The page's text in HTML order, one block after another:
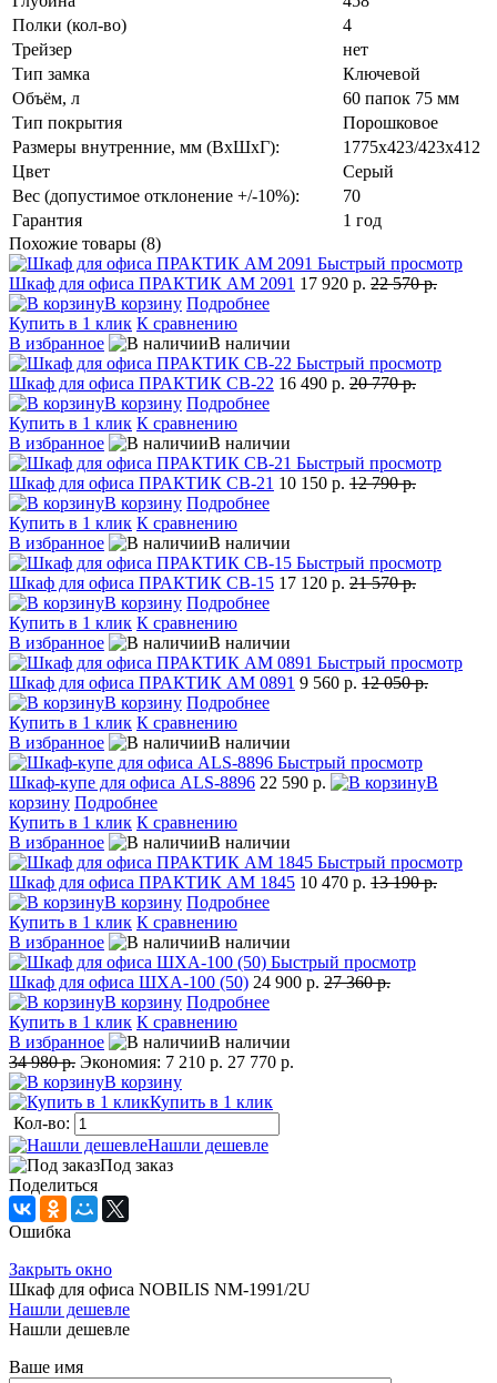
Полки (кол-во)
4
Трейзер
нет
Тип замка
Ключевой
Объём, л
60 папок 75 мм
Тип покрытия
Порошковое
Размеры внутренние, мм (ВхШхГ):
1775x423/423x412
Цвет
Серый
Вес (допустимое отклонение +/-10%):
70
Гарантия
1 год
Похожие товары (8)
Быстрый просмотр
Шкаф для офиса ПРАКТИК AM 2091 17 920 р. 22 570 р.
В корзину Подробнее
Купить в 1 клик К сравнению
В избранное
В наличии
Быстрый просмотр
Шкаф для офиса ПРАКТИК СВ-22 16 490 р. 20 770 р.
В корзину Подробнее
Купить в 1 клик К сравнению
В избранное
В наличии
Быстрый просмотр
Шкаф для офиса ПРАКТИК СВ-21 10 150 р. 12 790 р.
В корзину Подробнее
Купить в 1 клик К сравнению
В избранное
В наличии
Быстрый просмотр
Шкаф для офиса ПРАКТИК СВ-15 17 120 р. 21 570 р.
В корзину Подробнее
Купить в 1 клик К сравнению
В избранное
В наличии
Быстрый просмотр
Шкаф для офиса ПРАКТИК AM 0891 9 560 р. 12 050 р.
В корзину Подробнее
Купить в 1 клик К сравнению
В избранное
В наличии
Быстрый просмотр
Шкаф-купе для офиса ALS-8896 22 590 р.
В
корзину Подробнее
Купить в 1 клик К сравнению
В избранное
В наличии
Быстрый просмотр
Шкаф для офиса ПРАКТИК AM 1845 10 470 р. 13 190 р.
В корзину Подробнее
Купить в 1 клик К сравнению
В избранное
В наличии
Быстрый просмотр
Шкаф для офиса ШХА-100 (50) 24 900 р. 27 360 р.
В корзину Подробнее
Купить в 1 клик К сравнению
В избранное
В наличии
34 980 р. Экономия: 7 210 р. 27 770 р.
В корзину
Купить в 1 клик
Кол-во:
Нашли дешевле
Под заказ
Поделиться
Ошибка
Закрыть окно
Шкаф для офиса NOBILIS NM-1991/2U
Нашли дешевле
Нашли дешевле
Ваше имя